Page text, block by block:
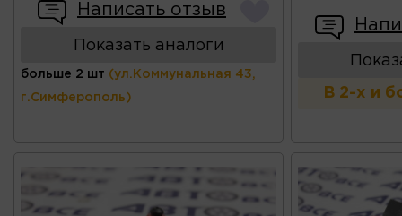
Написать отзыв
Показать аналоги
больше 2 шт (ул.Коммунальная 43,
г.Симферополь) В 2-х и